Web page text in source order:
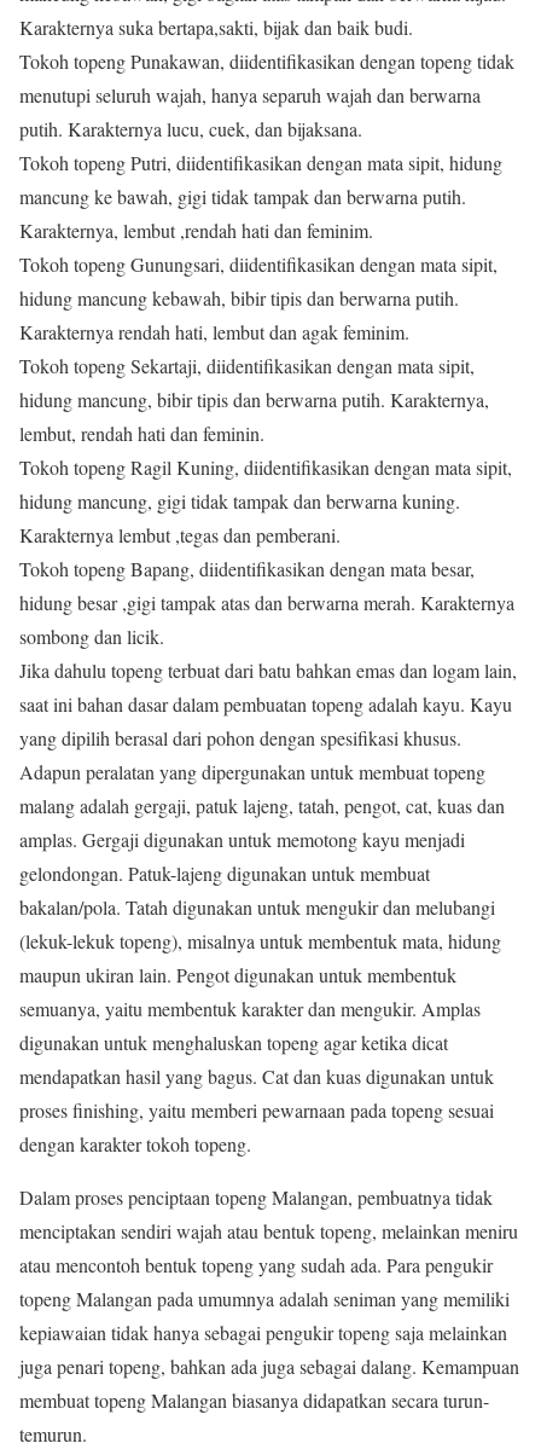
Karakternya suka bertapa,sakti, bijak dan baik budi.
Tokoh topeng Punakawan, diidentifikasikan dengan topeng tidak
menutupi seluruh wajah, hanya separuh wajah dan berwarna
putih. Karakternya lucu, cuek, dan bijaksana.
Tokoh topeng Putri, diidentifikasikan dengan mata sipit, hidung
mancung ke bawah, gigi tidak tampak dan berwarna putih.
Karakternya, lembut ,rendah hati dan feminim.
Tokoh topeng Gunungsari, diidentifikasikan dengan mata sipit,
hidung mancung kebawah, bibir tipis dan berwarna putih.
Karakternya rendah hati, lembut dan agak feminim.
Tokoh topeng Sekartaji, diidentifikasikan dengan mata sipit,
hidung mancung, bibir tipis dan berwarna putih. Karakternya,
lembut, rendah hati dan feminin.
Tokoh topeng Ragil Kuning, diidentifikasikan dengan mata sipit,
hidung mancung, gigi tidak tampak dan berwarna kuning.
Karakternya lembut ,tegas dan pemberani.
Tokoh topeng Bapang, diidentifikasikan dengan mata besar,
hidung besar ,gigi tampak atas dan berwarna merah. Karakternya
sombong dan licik.
Jika dahulu topeng terbuat dari batu bahkan emas dan logam lain,
saat ini bahan dasar dalam pembuatan topeng adalah kayu. Kayu
yang dipilih berasal dari pohon dengan spesifikasi khusus.
Adapun peralatan yang dipergunakan untuk membuat topeng
malang adalah gergaji, patuk lajeng, tatah, pengot, cat, kuas dan
amplas. Gergaji digunakan untuk memotong kayu menjadi
gelondongan. Patuk-lajeng digunakan untuk membuat
bakalan/pola. Tatah digunakan untuk mengukir dan melubangi
(lekuk-lekuk topeng), misalnya untuk membentuk mata, hidung
maupun ukiran lain. Pengot digunakan untuk membentuk
semuanya, yaitu membentuk karakter dan mengukir. Amplas
digunakan untuk menghaluskan topeng agar ketika dicat
mendapatkan hasil yang bagus. Cat dan kuas digunakan untuk
proses finishing, yaitu memberi pewarnaan pada topeng sesuai
dengan karakter tokoh topeng.
Dalam proses penciptaan topeng Malangan, pembuatnya tidak
menciptakan sendiri wajah atau bentuk topeng, melainkan meniru
atau mencontoh bentuk topeng yang sudah ada. Para pengukir
topeng Malangan pada umumnya adalah seniman yang memiliki
kepiawaian tidak hanya sebagai pengukir topeng saja melainkan
juga penari topeng, bahkan ada juga sebagai dalang. Kemampuan
membuat topeng Malangan biasanya didapatkan secara turun-
temurun.